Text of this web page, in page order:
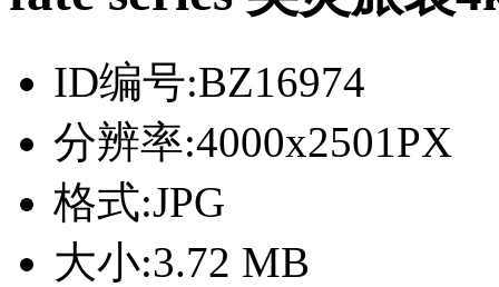
ID编号:BZ16974
分辨率:4000x2501PX
格式:JPG
大小:3.72 MB